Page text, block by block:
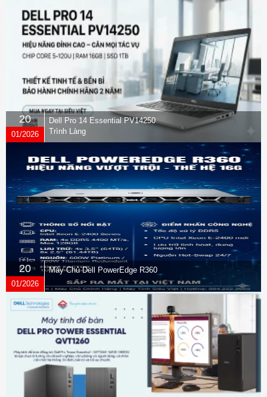
20
01/2026
Dell Pro 14 Essential PV14250
Trình Làng
20
01/2026
Máy Chủ Dell PowerEdge R360